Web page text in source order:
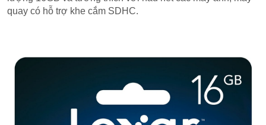
quay có hỗ trợ khe cắm SDHC.